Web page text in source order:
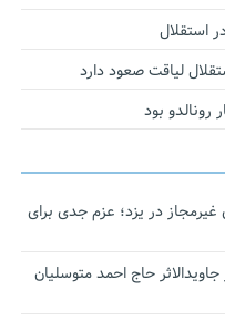
استقلال
لیاقت صعود دارد
بود
در یزد؛ عزم جدی برای
حاج احمد متوسلیان